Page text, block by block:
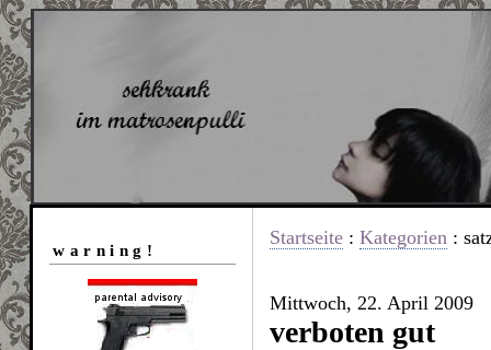
warning!
Startseite : Kategorien :
Mittwoch, 22. April 2009
verboten gut